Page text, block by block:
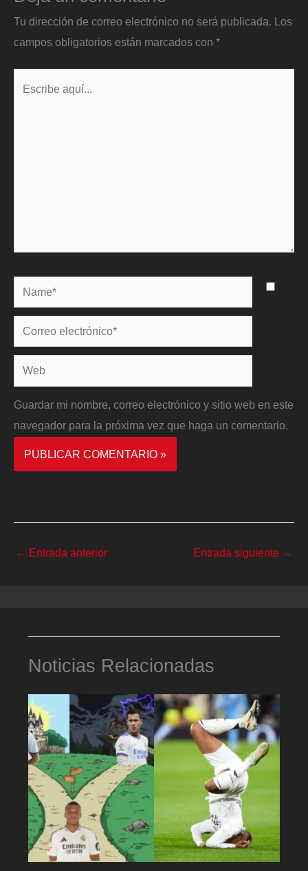
Tu dirección de correo electrónico no será publicada. Los
campos obligatorios están marcados con *
Name*
Correo
electrónico*
Web
Guardar mi nombre, correo electrónico y sitio web en este
navegador para la próxima vez que haga un comentario.
← Entrada anterior Entrada siguiente →
Noticias Relacionadas